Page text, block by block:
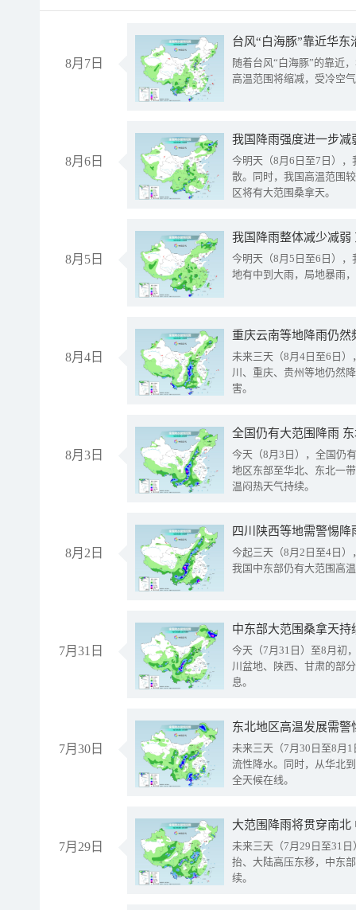
8月7日
台风“白海豚”靠近华
随着台风“白海豚”的靠近
高温范围将缩减，受冷空
8月6日
今明天（8月6日至7日）
散。同时，我国高温范围
区将有大范围桑拿天。
8月5日
我国降雨整体减少减弱
今明天（8月5日至6日）
地有中到大雨，局地暴雨
8月4日
重庆云南等地降雨仍然
未来三天（8月4日至6日
川、重庆、贵州等地仍然
害。
8月3日
全国仍有大范围降雨
今天（8月3日），全国仍
地区东部至华北、东北一
温闷热天气持续。
8月2日
今起三天（8月2日至4日
我国中东部仍有大范围高
7月31日
中东部大范围桑拿天
今天（7月31日）至8月初
川盆地、陕西、甘肃的部
息。
7月30日
东北地区高温发展需
未来三天（7月30日至8月
流性降水。同时，从华北
全天候在线。
7月29日
大范围降雨将贯穿南
未来三天（7月29日至31
抬、大陆高压东移，中东
续。